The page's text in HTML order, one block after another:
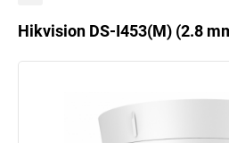
Hikvision DS-I453(M) (2.8